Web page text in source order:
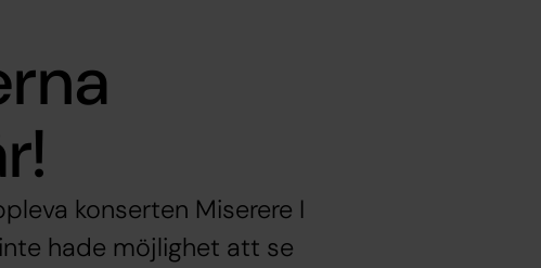
konserten Miserere I
hade möjlighet att se